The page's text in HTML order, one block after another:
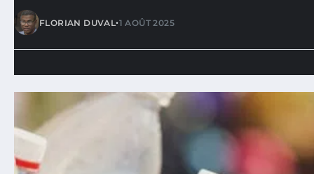
FLORIAN DUVAL•1 AOÛT 2025